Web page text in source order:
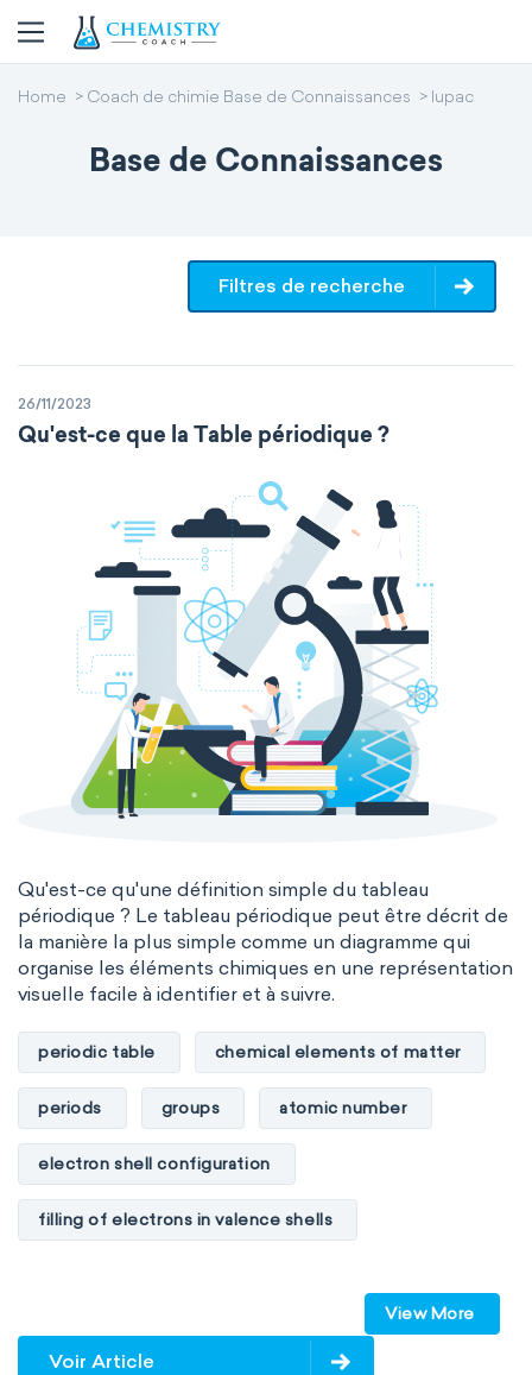
Home Coach de chimie Base de Connaissances Iupac
Base de Connaissances
Filtres de recherche
26/11/2023
Qu'est-ce que la Table périodique ?
Qu'est-ce qu'une définition simple du tableau
périodique ? Le tableau périodique peut être décrit de
la manière la plus simple comme un diagramme qui
organise les éléments chimiques en une représentation
visuelle facile à identifier et à suivre.
periodic table chemical elements of matter
periods groups atomic number
electron shell configuration
filling of electrons in valence shells
transactinides element blocks s-block
View More
Voir Article